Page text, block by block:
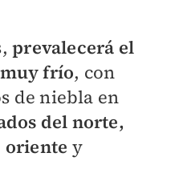
prevalecerá el
frío, con
de niebla en
del norte,
oriente y